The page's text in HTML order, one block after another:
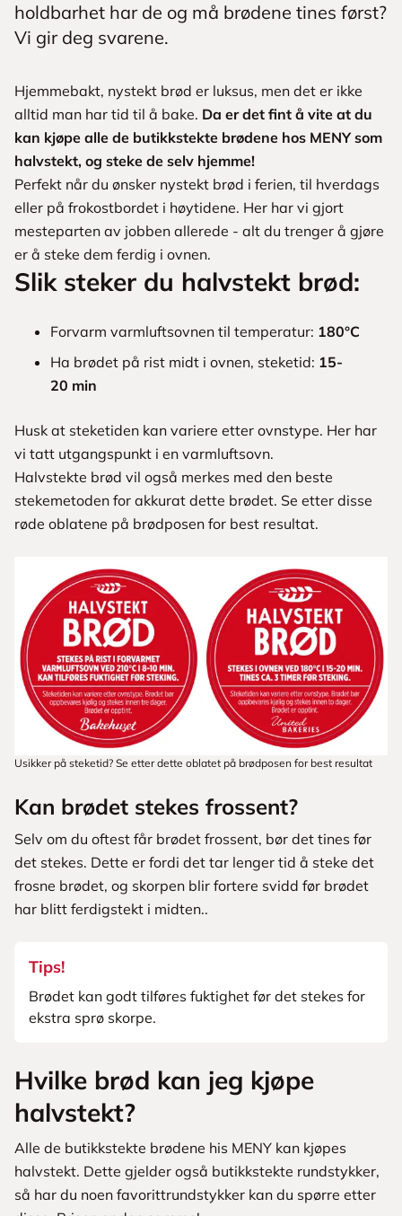
holdbarhet har de og må brødene tines først?
Vi gir deg svarene.
Hjemmebakt, nystekt brød er luksus, men det er ikke
alltid man har tid til å bake. Da er det fint å vite at du
kan kjøpe alle de butikkstekte brødene hos MENY som
halvstekt, og steke de selv hjemme!
Perfekt når du ønsker nystekt brød i ferien, til hverdags
eller på frokostbordet i høytidene. Her har vi gjort
mesteparten av jobben allerede - alt du trenger å gjøre
er å steke dem ferdig i ovnen.
Slik steker du halvstekt brød:
Forvarm varmluftsovnen til temperatur: 180°C
Ha brødet på rist midt i ovnen, steketid: 15-
20 min
Husk at steketiden kan variere etter ovnstype. Her har
vi tatt utgangspunkt i en varmluftsovn.
Halvstekte brød vil også merkes med den beste
stekemetoden for akkurat dette brødet. Se etter disse
røde oblatene på brødposen for best resultat.
Usikker på steketid? Se etter dette oblatet på brødposen for best resultat
Kan brødet stekes frossent?
Selv om du oftest får brødet frossent, bør det tines før
det stekes. Dette er fordi det tar lenger tid å steke det
frosne brødet, og skorpen blir fortere svidd før brødet
har blitt ferdigstekt i midten..
Tips!
Brødet kan godt tilføres fuktighet før det stekes for
ekstra sprø skorpe.
Hvilke brød kan jeg kjøpe
halvstekt?
Alle de butikkstekte brødene his MENY kan kjøpes
halvstekt. Dette gjelder også butikkstekte rundstykker,
så har du noen favorittrundstykker kan du spørre etter